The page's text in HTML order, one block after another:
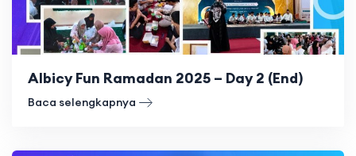
Albicy Fun Ramadan 2025 – Day 2 (End)
Baca selengkapnya